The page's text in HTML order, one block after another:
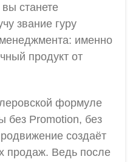
станете
звание гуру
именно
продукт от
формуле
без Promotion, без
создаёт
продаж. Ведь после